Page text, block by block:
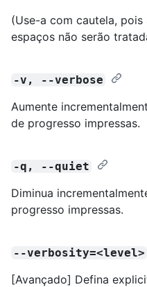
(Use-a com cautela,
espaços não serão
-v, --verbose
Aumente
de progresso impressas.
-q, --quiet
Diminua
progresso impressas.
--verbosity=<level>
[Avançado] Defina